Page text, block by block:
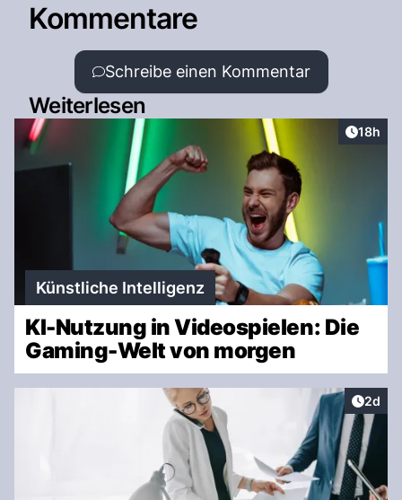
Kommentare
Schreibe einen Kommentar
Weiterlesen
Artikel
18h
Künstliche Intelligenz
KI-Nutzung in Videospielen: Die
Gaming-Welt von morgen
2d